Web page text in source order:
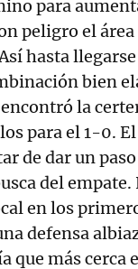
para
peligro el
hasta
bien
la
para el 1-0.
de dar un
del empate.
en los
defensa
que más cerca